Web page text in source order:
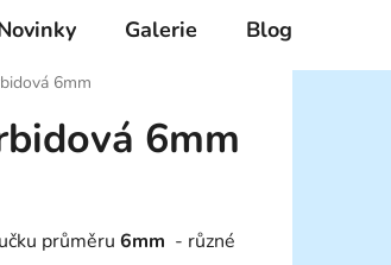
KOŠÍKGalerie Blog
6mm
6mm
průměru 6mm - různé